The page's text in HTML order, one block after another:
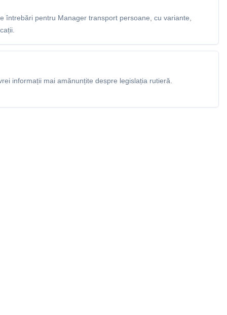
întrebări pentru Manager transport persoane, cu variante,
informații mai amănunțite despre legislația rutieră.